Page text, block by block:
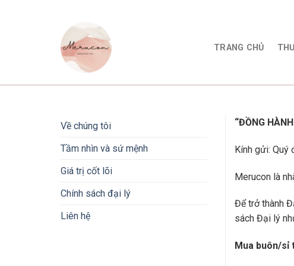
TRANG CHỦ
“ĐỒNG
Kính gửi: Quý
Merucon là
Để trở thành
sách Đại lý
Mua buôn/sỉ
Về chúng tôi
Tầm nhìn và sứ mệnh
Giá trị cốt lõi
Chính sách đại lý
Liên hệ